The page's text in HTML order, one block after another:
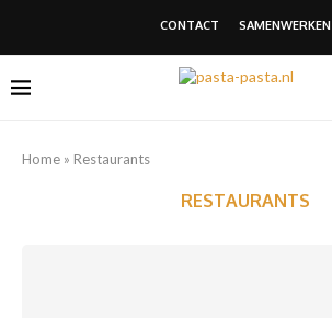
CONTACT SAMENWERKEN
Home » Restaurants
RESTAURANTS